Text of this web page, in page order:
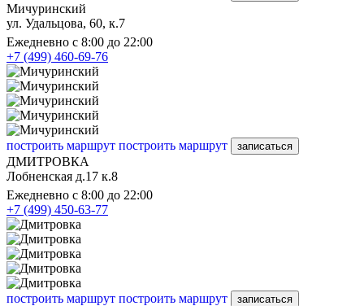
Мичуринский
ул. Удальцова, 60, к.7
Ежедневно с 8:00 до 22:00
+7 (499) 460-69-76
построить маршрут построить маршрут записаться
ДМИТРОВКА
Лобненская д.17 к.8
Ежедневно с 8:00 до 22:00
+7 (499) 450-63-77
построить маршрут построить маршрут записаться